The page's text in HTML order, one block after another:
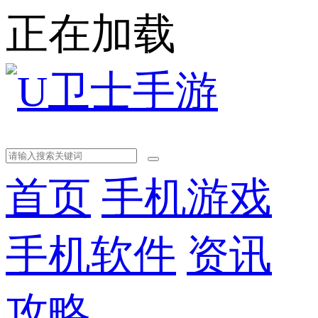
正在加载
首页 手机游戏
手机软件 资讯